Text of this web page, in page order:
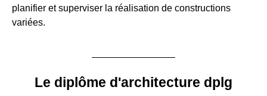
planifier et superviser la réalisation de constructions
variées.
Le diplôme d'architecture dplg